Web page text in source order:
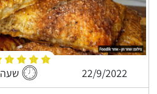
22/9/2022 שעה